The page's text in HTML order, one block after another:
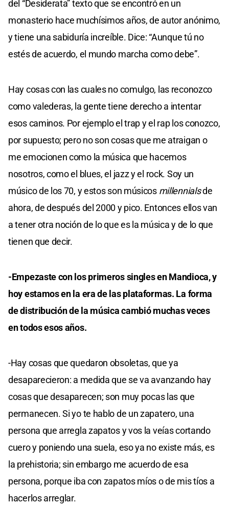
del “Desiderata” texto que se encontró en un
monasterio hace muchísimos años, de autor anónimo,
y tiene una sabiduría increíble. Dice: “Aunque tú no
estés de acuerdo, el mundo marcha como debe”.
Hay cosas con las cuales no comulgo, las reconozco
como valederas, la gente tiene derecho a intentar
esos caminos. Por ejemplo el trap y el rap los conozco,
por supuesto; pero no son cosas que me atraigan o
me emocionen como la música que hacemos
nosotros, como el blues, el jazz y el rock. Soy un
músico de los 70, y estos son músicos millennialsde
ahora, de después del 2000 y pico. Entonces ellos van
a tener otra noción de lo que es la música y de lo que
tienen que decir.
-Empezaste con los primeros singles en Mandioca, y
hoy estamos en la era de las plataformas. La forma
de distribución de la música cambió muchas veces
en todos esos años.
-Hay cosas que quedaron obsoletas, que ya
desaparecieron: a medida que se va avanzando hay
cosas que desaparecen; son muy pocas las que
permanecen. Si yo te hablo de un zapatero, una
persona que arregla zapatos y vos la veías cortando
cuero y poniendo una suela, eso ya no existe más, es
la prehistoria; sin embargo me acuerdo de esa
persona, porque iba con zapatos míos o de mis tíos a
hacerlos arreglar.